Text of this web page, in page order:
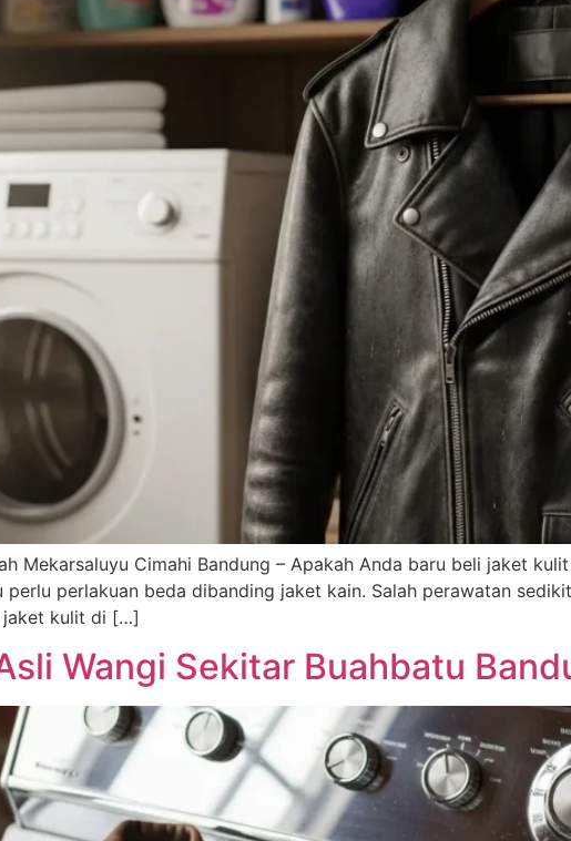
Mekarsaluyu Cimahi Bandung – Apakah Anda baru beli jaket
perlakuan beda dibanding jaket kain. Salah perawatan
jaket kulit di […]
Wangi Sekitar Buahbatu